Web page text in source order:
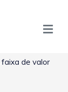
faixa de valor